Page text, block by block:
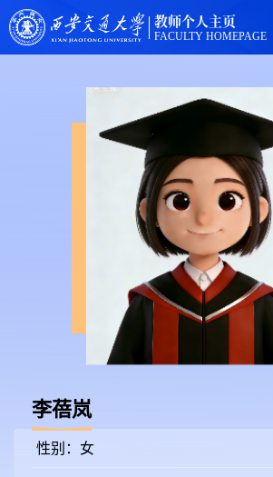
教师个人主页
FACULTY HOMEPAGE
李蓓岚
性别：女